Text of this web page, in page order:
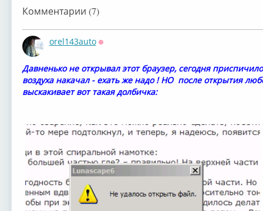
Комментарии (7)
orel143auto
Давненько не открывал этот браузер, сегодня
воздуха накачал - ехать же надо ! НО после открытия
выскакивает вот такая долбичка: